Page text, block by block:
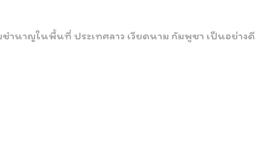
ชำนาญในพื้นที่ ประเทศลาว เวียดนาม กัมพูชา เป็นอย่างดี